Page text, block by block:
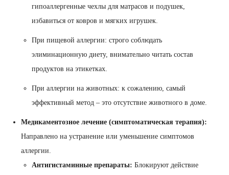
гипоаллергенные чехлы для матрасов и подушек,
избавиться от ковров и мягких игрушек.
При пищевой аллергии: строго соблюдать
элиминационную диету, внимательно читать состав
продуктов на этикетках.
При аллергии на животных: к сожалению, самый
эффективный метод – это отсутствие животного в доме.
Медикаментозное лечение (симптоматическая терапия):
Направлено на устранение или уменьшение симптомов
аллергии.
Антигистаминные препараты: Блокируют действие